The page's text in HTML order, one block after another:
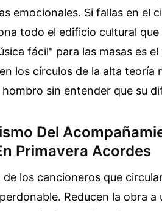
emocionales. Si fallas en el
todo el edificio cultural
fácil" para las masas es
los círculos de la alta teoría
hombro sin entender que su
Del
Primavera Acordes
de los cancioneros que
Reducen la obra